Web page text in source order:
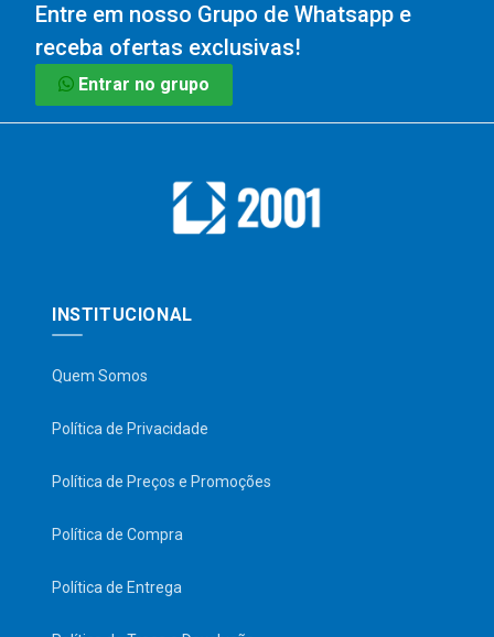
Entre em nosso Grupo de Whatsapp e
receba ofertas exclusivas!
Entrar no grupo
INSTITUCIONAL
Quem Somos
Política de Privacidade
Política de Preços e Promoções
Política de Compra
Política de Entrega